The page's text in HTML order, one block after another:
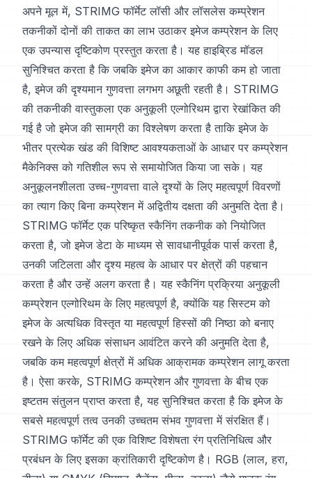
अपने मूल में, STRIMG फॉर्मेट लॉसी और लॉसलेस कम्प्रेशन
तकनीकों दोनों की ताकत का लाभ उठाकर इमेज कम्प्रेशन के लिए
एक उपन्यास दृष्टिकोण प्रस्तुत करता है। यह हाइब्रिड मॉडल
सुनिश्चित करता है कि जबकि इमेज का आकार काफी कम हो जाता
है, इमेज की दृश्यमान गुणवत्ता लगभग अछूती रहती है। STRIMG
की तकनीकी वास्तुकला एक अनुकूली एल्गोरिथम द्वारा रेखांकित की
गई है जो इमेज की सामग्री का विश्लेषण करता है ताकि इमेज के
भीतर प्रत्येक खंड की विशिष्ट आवश्यकताओं के आधार पर कम्प्रेशन
मैकेनिक्स को गतिशील रूप से समायोजित किया जा सके। यह
अनुकूलनशीलता उच्च-गुणवत्ता वाले दृश्यों के लिए महत्वपूर्ण विवरणों
का त्याग किए बिना कम्प्रेशन में अद्वितीय दक्षता की अनुमति देता है।
STRIMG फॉर्मेट एक परिष्कृत स्कैनिंग तकनीक को नियोजित
करता है, जो इमेज डेटा के माध्यम से सावधानीपूर्वक पार्स करता है,
उनकी जटिलता और दृश्य महत्व के आधार पर क्षेत्रों की पहचान
करता है और उन्हें अलग करता है। यह स्कैनिंग प्रक्रिया अनुकूली
कम्प्रेशन एल्गोरिथम के लिए महत्वपूर्ण है, क्योंकि यह सिस्टम को
इमेज के अत्यधिक विस्तृत या महत्वपूर्ण हिस्सों की निष्ठा को बनाए
रखने के लिए अधिक संसाधन आवंटित करने की अनुमति देता है,
जबकि कम महत्वपूर्ण क्षेत्रों में अधिक आक्रामक कम्प्रेशन लागू करता
है। ऐसा करके, STRIMG कम्प्रेशन और गुणवत्ता के बीच एक
इष्टतम संतुलन प्राप्त करता है, यह सुनिश्चित करता है कि इमेज के
सबसे महत्वपूर्ण तत्व उनकी उच्चतम संभव गुणवत्ता में संरक्षित हैं।
STRIMG फॉर्मेट की एक विशिष्ट विशेषता रंग प्रतिनिधित्व और
प्रबंधन के लिए इसका क्रांतिकारी दृष्टिकोण है। RGB (लाल, हरा,